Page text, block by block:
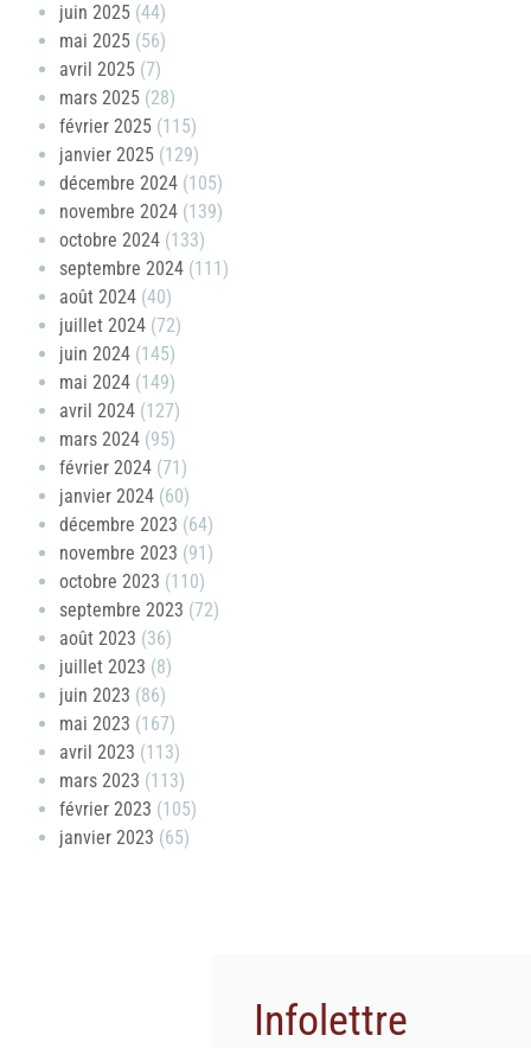
juin 2025 (44)
mai 2025 (56)
avril 2025 (7)
mars 2025 (28)
février 2025 (115)
janvier 2025 (129)
décembre 2024 (105)
novembre 2024 (139)
octobre 2024 (133)
septembre 2024 (111)
août 2024 (40)
juillet 2024 (72)
juin 2024 (145)
mai 2024 (149)
avril 2024 (127)
mars 2024 (95)
février 2024 (71)
janvier 2024 (60)
décembre 2023 (64)
novembre 2023 (91)
octobre 2023 (110)
septembre 2023 (72)
août 2023 (36)
juillet 2023 (8)
juin 2023 (86)
mai 2023 (167)
avril 2023 (113)
mars 2023 (113)
février 2023 (105)
janvier 2023 (65)
Infolettre